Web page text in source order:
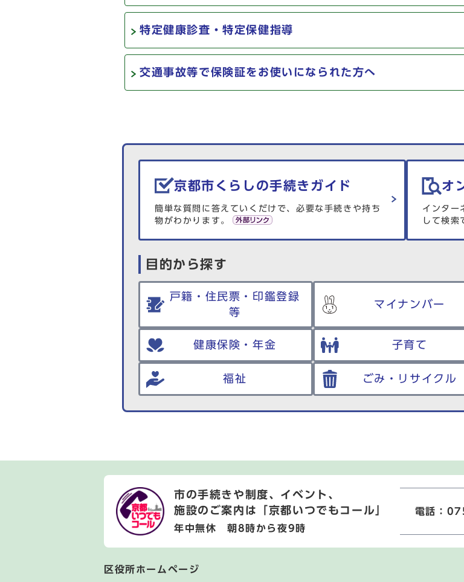
特定健康診査・特定保健指導
交通事故等で保険証をお使いになられた方へ
生活情報を探す
京都市くらしの手続きガイド
簡単な質問に答えていくだけで、必要な手続きや持ち
物がわかります。
オ
インター
して検索
目的から探す
戸籍・住民票・印鑑登録
等
マイナンバー
健康保険・年金 子育て
福祉 ごみ・リサイクル
市の手続きや制度、イベント、
施設のご案内は
「京都いつでもコール」
年中無休 朝8時から夜9時
電話：
区役所ホームページ